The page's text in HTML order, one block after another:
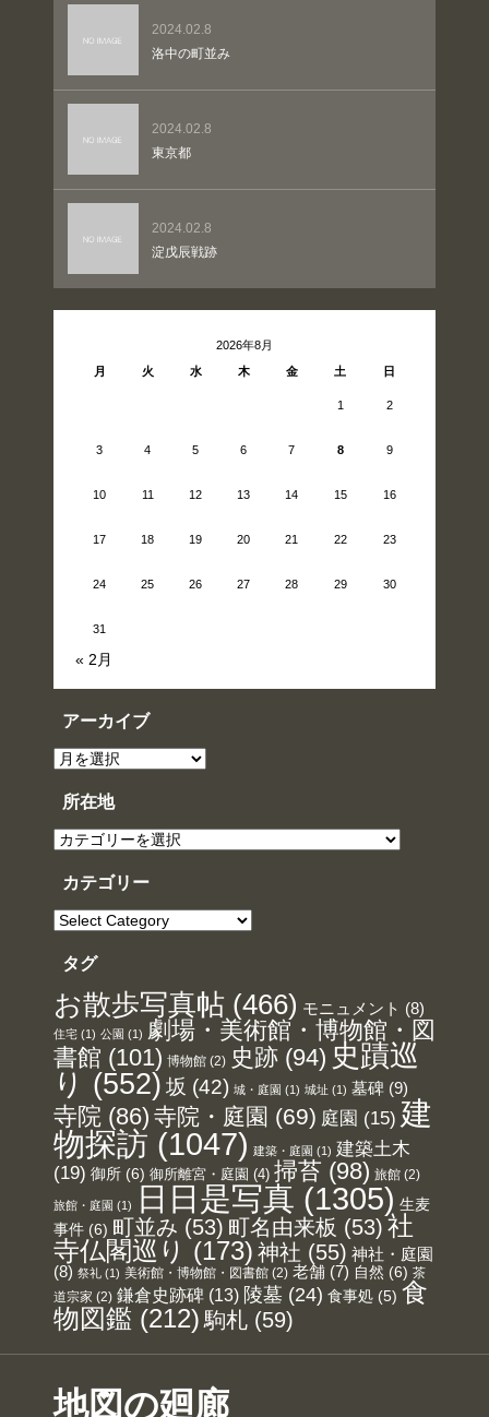
2024.02.8
洛中の町並み
2024.02.8
東京都
2024.02.8
淀戊辰戦跡
2026年8月
月
火 水 木 金 土 日
1 2
3 4 5 6 7 8 9
10 11 12 13 14 15 16
17 18 19 20 21 22 23
24 25 26 27 28 29 30
31
« 2月
アーカイブ
ア
ー
イ
ブ
所在地
所
在
カテゴリー
カ
テ
リ
ー
タグ
お散歩写真帖 (466) モニュメント (8)
住宅 (1) 公園 (1) 劇場・美術館・博物館・図
書館 (101) 博物館 (2) 史跡 (94) 史蹟巡
り (552) 坂 (42) 城・庭園 (1) 城址 (1) 墓碑 (9)
寺院 (86) 寺院・庭園 (69) 庭園 (15) 建
物探訪 (1047) 建築・庭園 (1) 建築土木
(19) 御所 (6) 御所離宮・庭園 (4) 掃苔 (98) 旅館 (2)
旅館・庭園 (1) 日日是写真 (1305) 生麦
事件 (6) 町並み (53) 町名由来板 (53) 社
寺仏閣巡り (173) 神社 (55) 神社・庭園
(8) 祭礼 (1) 美術館・博物館・図書館 (2) 老舗 (7) 自然 (6) 茶
道宗家 (2) 鎌倉史跡碑 (13) 陵墓 (24) 食事処 (5) 食
物図鑑 (212) 駒札 (59)
地図の廻廊